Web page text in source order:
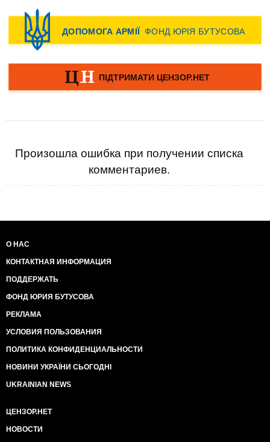
Произошла ошибка при получении списка
комментариев.
О НАС
КОНТАКТНАЯ ИНФОРМАЦИЯ
ПОДДЕРЖАТЬ
ФОНД ЮРИЯ БУТУСОВА
РЕКЛАМА
УСЛОВИЯ ПОЛЬЗОВАНИЯ
ПОЛИТИКА КОНФИДЕНЦИАЛЬНОСТИ
НОВИНИ УКРАЇНИ СЬОГОДНІ
UKRAINIAN NEWS
ЦЕНЗОР.НЕТ
НОВОСТИ